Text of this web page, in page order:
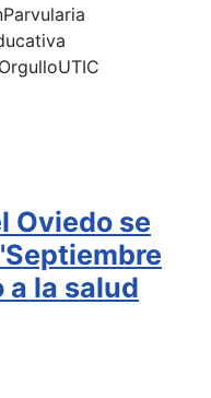
Oviedo se
a la salud